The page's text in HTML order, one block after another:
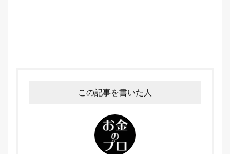
この記事を書いた人